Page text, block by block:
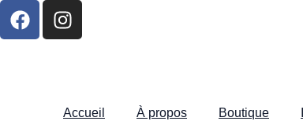
Accueil À propos Boutique